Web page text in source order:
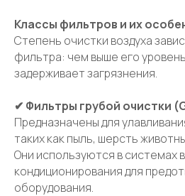
Классы фильтров и их
Степень очистки воздуха
фильтра: чем выше его
задерживает загрязнения.
✔ Фильтры грубой очистки
Предназначены для
таких как пыль, шерсть
Они используются в системах
кондиционирования для
оборудования.
Остались
вопросы?
+7